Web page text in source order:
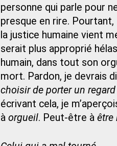
personne qui parle pour
presque en rire. Pourtant,
la justice humaine vient
serait plus approprié
humain, dans tout son
mort. Pardon, je devrais
choisir de porter un
écrivant cela, je
à orgueil. Peut-être à être